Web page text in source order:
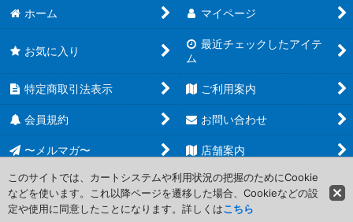
MTG エターナル (全商品)
【ONS・LGN・SCG】オンスロートブロック
【ODY・TOR・JUD】オデッセイブロック
【INV・PLS・APC】インベイジョンブロック
【MMQ・NEM・PCY】マスクスブロック
【USG・ULG・UDS】ウルザブロック
【TMP・STH・EXO】テンペストブロック
ホーム マイページ
お気に入り
最近チェックしたアイテ
ム
特定商取引法表示 ご利用案内
会員規約 お問い合わせ
〜メルマガ〜 店舗案内
Copyright (C) 2006-2017 PROJECT CORE Corporation. All Rights
Reserved.
このサイトでは、カートシステムや利用状況の把握のためにCookie
などを使います。これ以降ページを遷移した場合、Cookieなどの設
定や使用に同意したことになります。詳しくはこちら